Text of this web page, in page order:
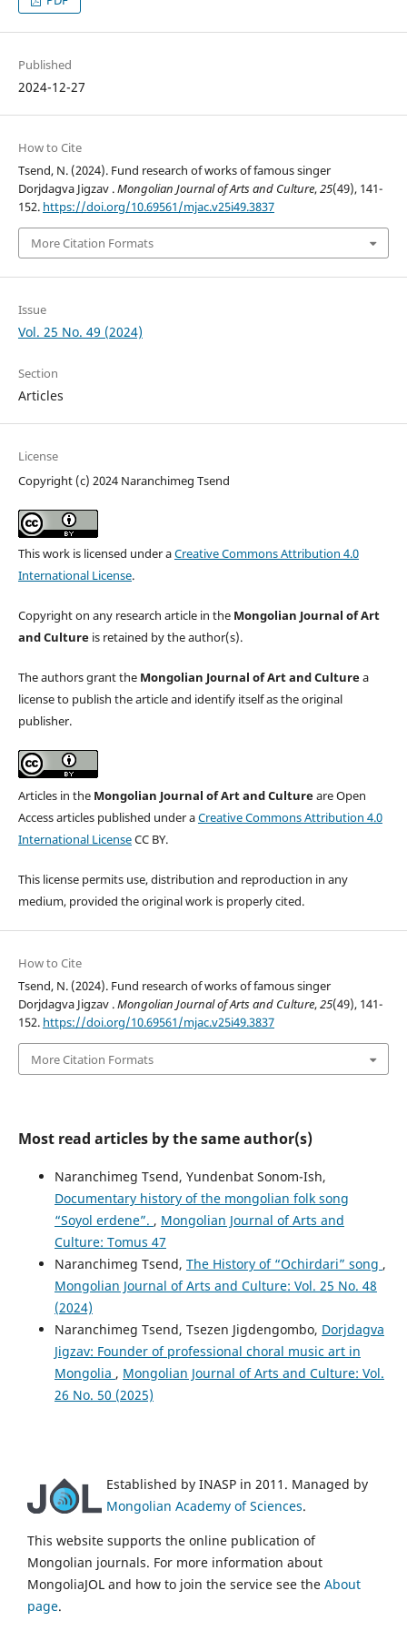
Published
2024-12-27
How to Cite
Tsend, N. (2024). Fund research of works of famous singer
Dorjdagva Jigzav .Mongolian Journal of Arts and Culture,25(49), 141-
152. https://doi.org/10.69561/mjac.v25i49.3837
More Citation Formats
Issue
Vol. 25 No. 49 (2024)
Section
Articles
License
Copyright (c) 2024 Naranchimeg Tsend
This work is licensed under aCreative Commons Attribution 4.0
International License.
Copyright on any research article in the Mongolian Journal of Art
and Cultureis retained by the author(s).
The authors grant the Mongolian Journal of Art and Culturea
license to publish the article and identify itself as the original
publisher.
Articles in the Mongolian Journal of Art and Cultureare Open
Access articles published under aCreative Commons Attribution 4.0
International LicenseCC BY.
This license permits use, distribution and reproduction in any
medium, provided the original work is properly cited.
How to Cite
Tsend, N. (2024). Fund research of works of famous singer
Dorjdagva Jigzav .Mongolian Journal of Arts and Culture,25(49), 141-
152. https://doi.org/10.69561/mjac.v25i49.3837
More Citation Formats
Most read articles by the same author(s)
Naranchimeg Tsend, Yundenbat Sonom-Ish,
Documentary history of the mongolian folk song
“Soyol erdene”. , Mongolian Journal of Arts and
Culture: Tomus 47
Naranchimeg Tsend, The History of “Ochirdari” song ,
Mongolian Journal of Arts and Culture: Vol. 25 No. 48
(2024)
Naranchimeg Tsend, Tsezen Jigdengombo, Dorjdagva
Jigzav: Founder of professional choral music art in
Mongolia , Mongolian Journal of Arts and Culture: Vol.
26 No. 50 (2025)
Established by INASP in 2011. Managed by
Mongolian Academy of Sciences.
This website supports the online publication of
Mongolian journals. For more information about
MongoliaJOL and how to join the service see the About
page.